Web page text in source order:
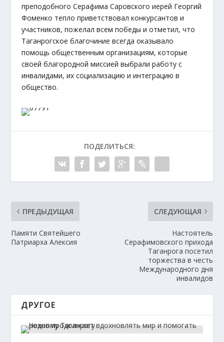
преподобного Серафима Саровского иерей Георгий
Фоменко тепло приветствовал конкурсантов и
участников, пожелал всем победы и отметил, что
Таганрогское благочиние всегда оказывало
помощь общественным организациям, которые
своей благородной миссией выбрали работу с
инвалидами, их социализацию и интеграцию в
общество.
ПОДЕЛИТЬСЯ:
ПРЕДЫДУЩАЯ
Памяти Святейшего
Патриарха Алексия
СЛЕДУЮЩАЯ
Настоятель
Серафимовского прихода
Таганрога посетил
торжества в честь
Международного дня
инвалидов
ДРУГОЕ